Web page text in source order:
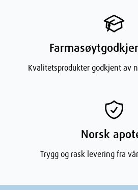
Kvalitetsprodukter godkjent av
Norsk
Trygg og rask levering fra